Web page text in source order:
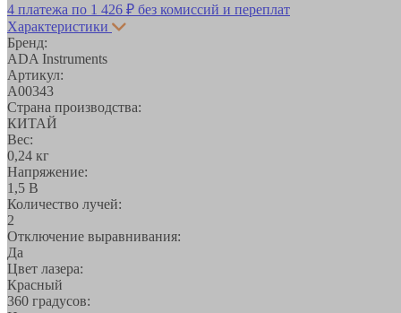
4 платежа по 1 426 ₽ без комиссий и переплат
Характеристики
Бренд:
ADA Instruments
Артикул:
А00343
Страна производства:
КИТАЙ
Вес:
0,24 кг
Напряжение:
1,5 В
Количество лучей:
2
Отключение выравнивания:
Да
Цвет лазера:
Красный
360 градусов: